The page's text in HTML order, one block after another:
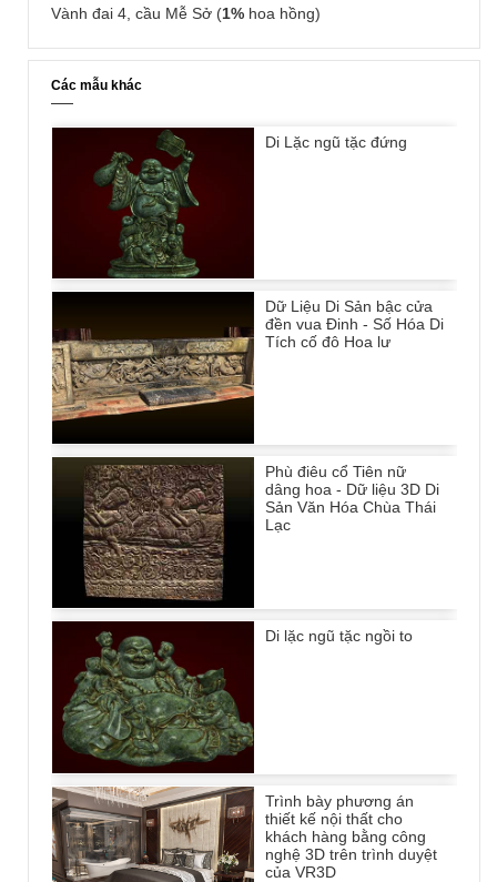
Vành đai 4, cầu Mễ Sở (1% hoa hồng)
Các mẫu khác
Di Lặc ngũ tặc đứng
Dữ Liệu Di Sản bậc cửa
đền vua Đinh - Số Hóa Di
Tích cố đô Hoa lư
Phù điêu cổ Tiên nữ
dâng hoa - Dữ liệu 3D Di
Sản Văn Hóa Chùa Thái
Lạc
Di lặc ngũ tặc ngồi to
Trình bày phương án
thiết kế nội thất cho
khách hàng bằng công
nghệ 3D trên trình duyệt
của VR3D